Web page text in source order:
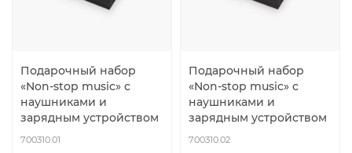
Подарочный набор
«Non-stop music» с
наушниками и
зарядным устройством
700310.01
Подарочный набор
«Non-stop music» с
наушниками и
зарядным устройством
700310.02